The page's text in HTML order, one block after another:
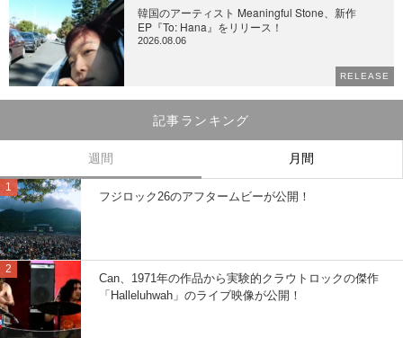
韓国のアーティスト Meaningful Stone、新作
EP『To: Hana』をリリース！
2026.08.06
RELEASE
記事ランキング
週間 月間
フジロック26のアフタームビーが公開！
Can、1971年の作品から実験的クラウトロックの傑作
「Halleluhwah」のライブ映像が公開！